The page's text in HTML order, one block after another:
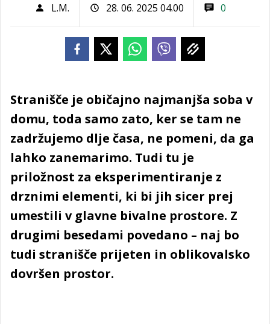
L.M. 28. 06. 2025 04.00 0
Stranišče je običajno najmanjša soba v
domu, toda samo zato, ker se tam ne
zadržujemo dlje časa, ne pomeni, da ga
lahko zanemarimo. Tudi tu je
priložnost za eksperimentiranje z
drznimi elementi, ki bi jih sicer prej
umestili v glavne bivalne prostore. Z
drugimi besedami povedano – naj bo
tudi stranišče prijeten in oblikovalsko
dovršen prostor.